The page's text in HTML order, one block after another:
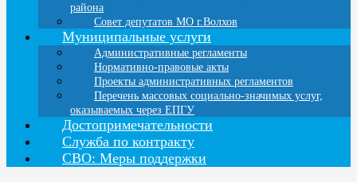
района
Совет депутатов МО г.Волхов
Муниципальные услуги
Административные регламенты
Нормативно-правовые акты
Проекты административных регламентов
Перечень массовых социально-значимых услуг,
оказываемых через ЕПГУ
Достопримечательности
Служба по контракту
СВО: Меры поддержки